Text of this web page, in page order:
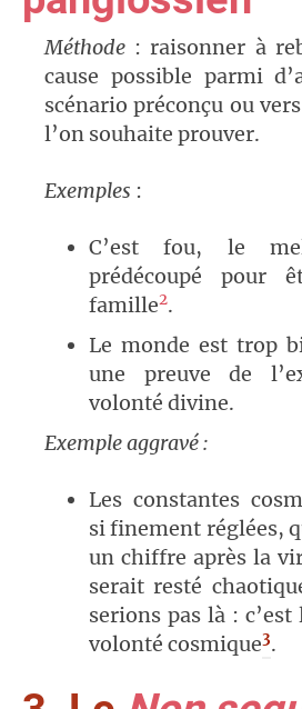
Méthode : raisonner à
cause possible parmi
scénario préconçu ou
l’on souhaite prouver.
Exemples :
C’est fou, le
prédécoupé pour
famille2.
Le monde est trop
une preuve de
volonté divine.
Exemple aggravé :
Les constantes
si finement réglées,
un chiffre après la
serait resté
serions pas là : c’est
volonté cosmique3.